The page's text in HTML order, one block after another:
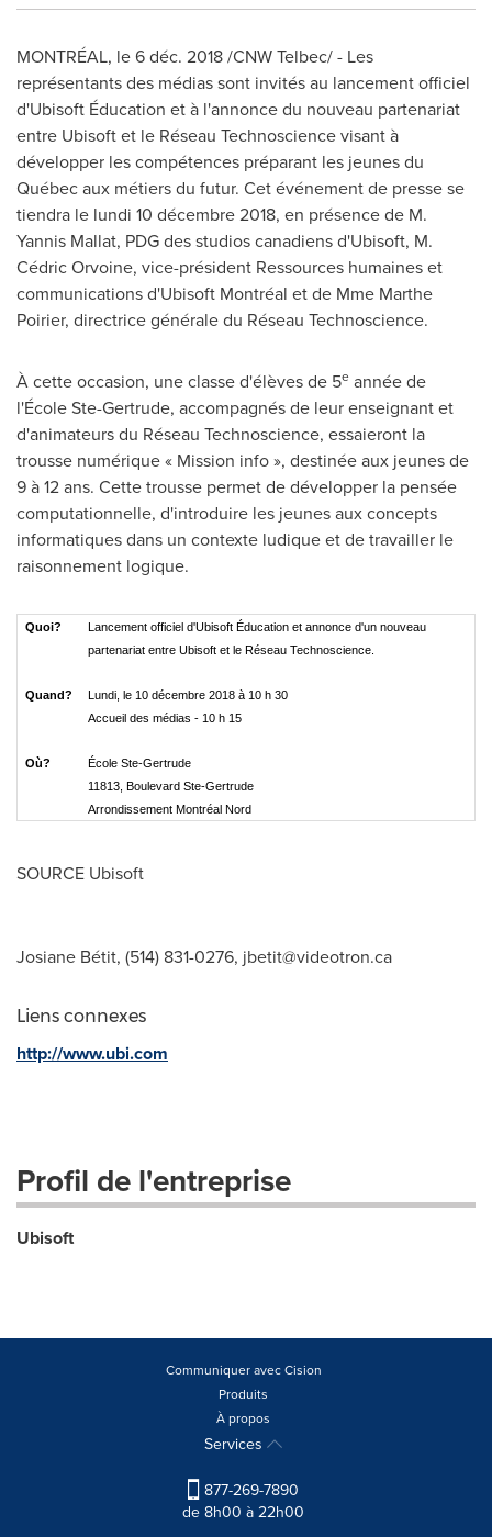
MONTRÉAL, le 6 déc. 2018 /CNW Telbec/ - Les
représentants des médias sont invités au lancement officiel
d'Ubisoft Éducation et à l'annonce du nouveau partenariat
entre Ubisoft et le Réseau Technoscience visant à
développer les compétences préparant les jeunes du
Québec aux métiers du futur. Cet événement de presse se
tiendra le lundi 10 décembre 2018, en présence de M.
Yannis Mallat, PDG des studios canadiens d'Ubisoft, M.
Cédric Orvoine, vice-président Ressources humaines et
communications d'Ubisoft Montréal et de Mme Marthe
Poirier, directrice générale du Réseau Technoscience.
À cette occasion, une classe d'élèves de 5e année de
l'ÉcoleSte-Gertrude, accompagnés de leur enseignant et
d'animateurs du Réseau Technoscience, essaieront la
trousse numérique « Mission info », destinée aux jeunes de
9 à 12 ans. Cette trousse permet de développer la pensée
computationnelle, d'introduire les jeunes aux concepts
informatiques dans un contexte ludique et de travailler le
raisonnement logique.
Quoi?
Lancement officiel d'Ubisoft Éducation et annonce d'un nouveau
partenariat entre Ubisoft et le Réseau Technoscience.
Quand?
Lundi, le 10 décembre 2018 à 10 h 30
Accueil des médias - 10 h 15
Où?
École Ste-Gertrude
11813, Boulevard Ste-Gertrude
Arrondissement Montréal Nord
SOURCE Ubisoft
Josiane Bétit, (514) 831-0276, jbetit@videotron.ca
Liens connexes
http://www.ubi.com
Profil de l'entreprise
Ubisoft
Communiquer avec Cision
Produits
À propos
Services
877-269-7890
de 8h00 à 22h00